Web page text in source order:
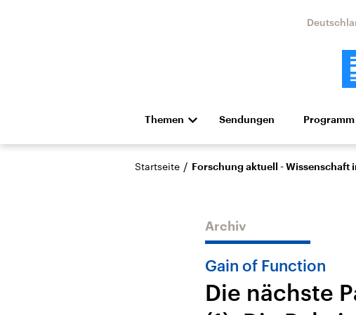
Themen
Die Nachrichten Politik
Hörspiel und Feature Musik
Landtagswahl Sachsen-
USA
Sendungen Programm
Startseite / Forschung aktuell - Wissenschaft
Archiv
Gain of Function
Die nächste